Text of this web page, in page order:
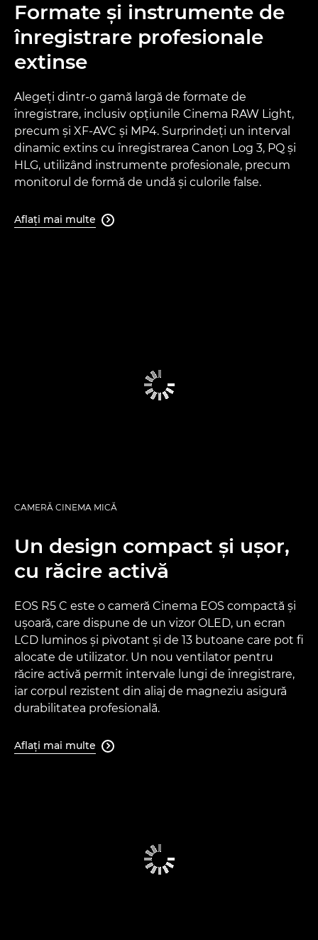
Formate şi instrumente de
înregistrare profesionale
extinse
Alegeţi dintr-o gamă largă de formate de
înregistrare, inclusiv opţiunile Cinema RAW Light,
precum şi XF-AVC şi MP4. Surprindeţi un interval
dinamic extins cu înregistrarea Canon Log 3, PQ şi
HLG, utilizând instrumente profesionale, precum
monitorul de formă de undă şi culorile false.
Aflaţi mai multe 
CAMERĂ CINEMA MICĂ
Un design compact şi uşor,
cu răcire activă
EOS R5 C este o cameră Cinema EOS compactă şi
uşoară, care dispune de un vizor OLED, un ecran
LCD luminos şi pivotant şi de 13 butoane care pot fi
alocate de utilizator. Un nou ventilator pentru
răcire activă permit intervale lungi de înregistrare,
iar corpul rezistent din aliaj de magneziu asigură
durabilitatea profesională.
Aflaţi mai multe 